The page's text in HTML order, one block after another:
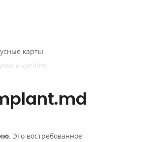
карты
в кредит
. Это востребованное